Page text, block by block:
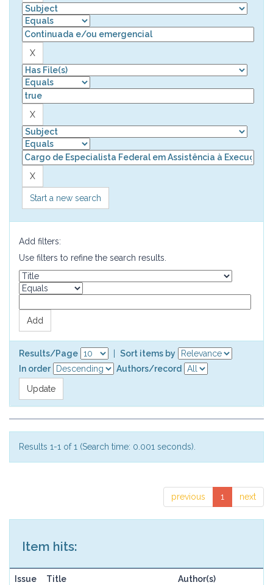
Start a new search
Add filters:
Use filters to refine the search results.
Results/Page
Sort items by
In order
Authors/record
Results 1-1 of 1 (Search time: 0.001 seconds).
previous 1 next
Item hits:
Issue Title Author(s)